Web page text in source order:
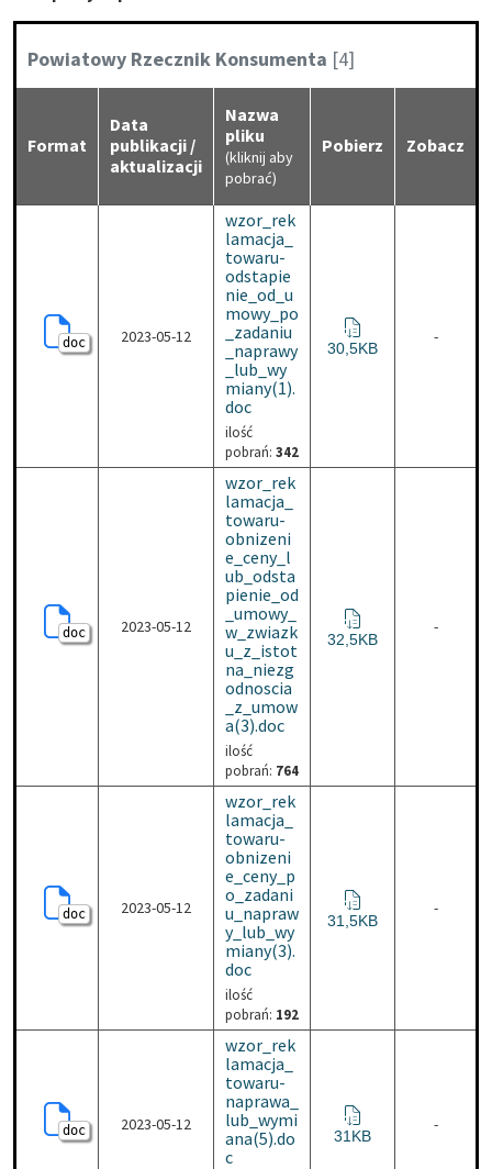
Kategoria:
Powiatowy Rzecznik Konsumenta [4]
Format
Data
publikacji /
aktualizacji
Nazwa
pliku
(kliknij aby
pobrać)
Pobierz Zobacz
doc 2023-05-12
wzor_rek
lamacja_
towaru-
odstapie
nie_od_u
mowy_po
_zadaniu
_naprawy
_lub_wy
miany(1).
doc
ilość
pobrań: 342
30,5KB
-
doc 2023-05-12
wzor_rek
lamacja_
towaru-
obnizeni
e_ceny_l
ub_odsta
pienie_od
_umowy_
w_zwiazk
u_z_istot
na_niezg
odnoscia
_z_umow
a(3).doc
ilość
pobrań: 764
32,5KB
-
doc 2023-05-12
wzor_rek
lamacja_
towaru-
obnizeni
e_ceny_p
o_zadani
u_napraw
y_lub_wy
miany(3).
doc
ilość
pobrań: 192
31,5KB
-
doc 2023-05-12
wzor_rek
lamacja_
towaru-
naprawa_
lub_wymi
ana(5).do
c
31KB
-